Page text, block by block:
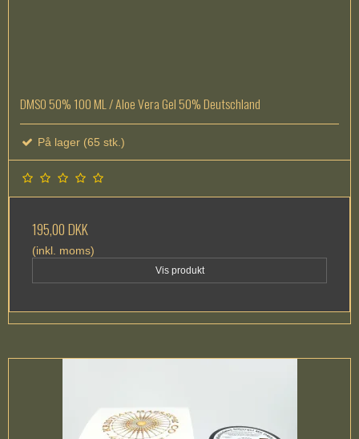
DMSO 50% 100 ML / Aloe Vera Gel 50% Deutschland
På lager (65 stk.)
195,00 DKK
(inkl. moms)
Vis produkt